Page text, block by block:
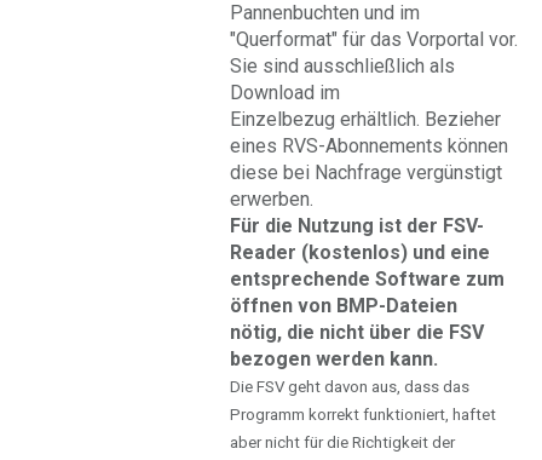
Pannenbuchten und im
"Querformat" für das Vorportal vor.
Sie sind ausschließlich als
Download im
Einzelbezug erhältlich. Bezieher
eines RVS-Abonnements können
diese bei Nachfrage vergünstigt
erwerben.
Für die Nutzung ist der FSV-
Reader (kostenlos) und eine
entsprechende Software zum
öffnen von BMP-Dateien
nötig, die nicht über die FSV
bezogen werden kann.
Die FSV geht davon aus, dass das
Programm korrekt funktioniert, haftet
aber nicht für die Richtigkeit der